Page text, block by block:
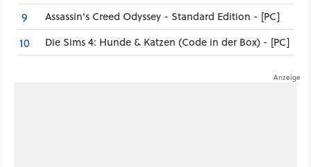
9 Assassin's Creed Odyssey - Standard Edition - [PC]
10 Die Sims 4: Hunde & Katzen (Code in der Box) - [PC]